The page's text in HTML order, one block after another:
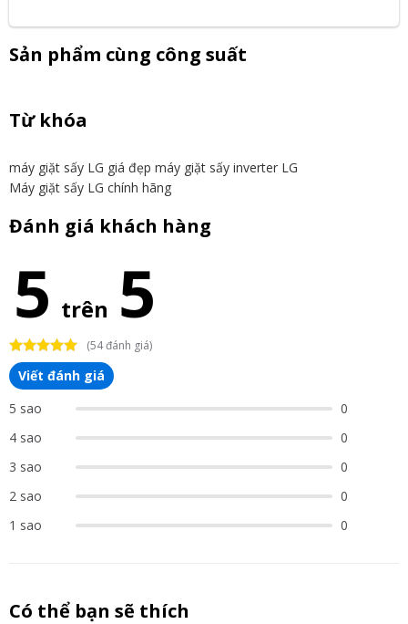
Sản phẩm cùng công suất
Từ khóa
máy giặt sấy LG giá đẹp máy giặt sấy inverter LG
Máy giặt sấy LG chính hãng
Đánh giá khách hàng
5 trên 5
(54 đánh giá)
Viết đánh giá
5 sao
0
4 sao
0
3 sao
0
2 sao
0
1 sao
0
Có thể bạn sẽ thích